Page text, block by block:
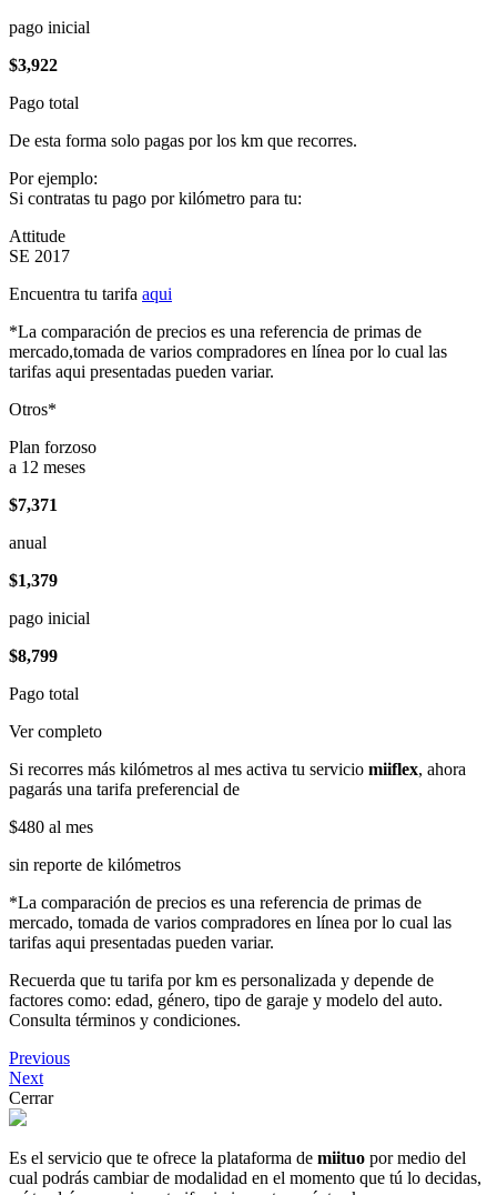
pago inicial
$3,922
Pago total
De esta forma solo pagas por los km que recorres.
Por ejemplo:
Si contratas tu pago por kilómetro para tu:
Attitude
SE 2017
Encuentra tu tarifa aqui
*La comparación de precios es una referencia de primas de
mercado,tomada de varios compradores en línea por lo cual las
tarifas aqui presentadas pueden variar.
Otros*
Plan forzoso
a 12 meses
$7,371
anual
$1,379
pago inicial
$8,799
Pago total
Ver completo
Si recorres más kilómetros al mes activa tu servicio miiflex, ahora
pagarás una tarifa preferencial de
$480 al mes
sin reporte de kilómetros
*La comparación de precios es una referencia de primas de
mercado, tomada de varios compradores en línea por lo cual las
tarifas aqui presentadas pueden variar.
Recuerda que tu tarifa por km es personalizada y depende de
factores como: edad, género, tipo de garaje y modelo del auto.
Consulta términos y condiciones.
Previous
Next
Cerrar
Es el servicio que te ofrece la plataforma de miituo por medio del
cual podrás cambiar de modalidad en el momento que tú lo decidas,